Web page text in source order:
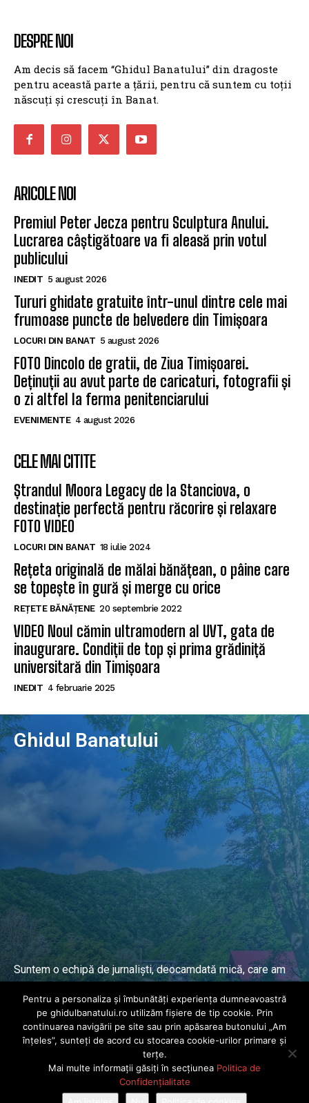
DESPRE NOI
Am decis să facem “Ghidul Banatului” din dragoste
pentru această parte a țării, pentru că suntem cu toții
născuți și crescuți în Banat.
ARICOLE NOI
Premiul Peter Jecza pentru Sculptura Anului.
Lucrarea câștigătoare va fi aleasă prin votul
publicului
INEDIT 5 august 2026
Tururi ghidate gratuite într-unul dintre cele mai
frumoase puncte de belvedere din Timișoara
LOCURI DIN BANAT 5 august 2026
FOTO Dincolo de gratii, de Ziua Timișoarei.
Deținuții au avut parte de caricaturi, fotografii și
o zi altfel la ferma penitenciarului
EVENIMENTE 4 august 2026
CELE MAI CITITE
Ștrandul Moora Legacy de la Stanciova, o
destinație perfectă pentru răcorire și relaxare
FOTO VIDEO
LOCURI DIN BANAT 18 iulie 2024
Rețeta originală de mălai bănățean, o pâine care
se topește în gură și merge cu orice
REȚETE BĂNĂȚENE 20 septembrie 2022
VIDEO Noul cămin ultramodern al UVT, gata de
inaugurare. Condiții de top și prima grădiniță
universitară din Timișoara
INEDIT 4 februarie 2025
Ghidul Banatului
Suntem o echipă de jurnaliști, deocamdată mică, care am
ani.
© Ghidul Banatului 2025. Toate drepturile rezervate · Dezvoltat de
Power Media FX
Pentru a personaliza și îmbunătăți experiența dumneavoastră
pe ghidulbanatului.ro utilizăm fișiere de tip cookie. Prin
continuarea navigării pe site sau prin apăsarea butonului „Am
înțeles”, sunteți de acord cu stocarea cookie-urilor primare și
terțe.
Mai multe informații găsiți în secțiunea Politica de
Confidențialitate